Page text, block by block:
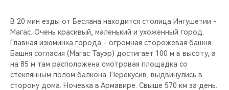
В 20 мин езды от Беслана находится столица Ингушетии -
Магас. Очень красивый, маленький и ухоженный город.
Главная изюминка города - огромная сторожевая башня.
Башня согласия (Магас Тауэр) достигает 100 м в высоту, а
на 85 м там расположена смотровая площадка со
стеклянным полом балкона. Перекусив, выдвинулись в
сторону дома. Ночевка в Армавире. Свыше 570 км за день.